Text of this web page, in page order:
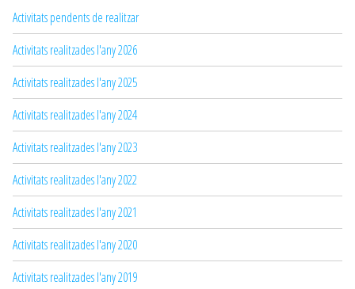
Activitats pendents de realitzar
Activitats realitzades l'any 2026
Activitats realitzades l'any 2025
Activitats realitzades l'any 2024
Activitats realitzades l'any 2023
Activitats realitzades l'any 2022
Activitats realitzades l'any 2021
Activitats realitzades l'any 2020
Activitats realitzades l'any 2019